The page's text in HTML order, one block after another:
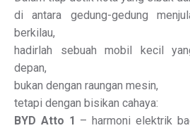
di antara gedung-gedung
berkilau,
hadirlah sebuah mobil kecil
depan,
bukan dengan raungan mesin,
tetapi dengan bisikan cahaya:
BYD Atto 1 – harmoni elektrik